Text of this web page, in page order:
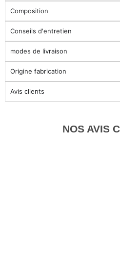
Composition
Conseils d'entretien
modes de livraison
Origine fabrication
Avis clients
NOS AVIS